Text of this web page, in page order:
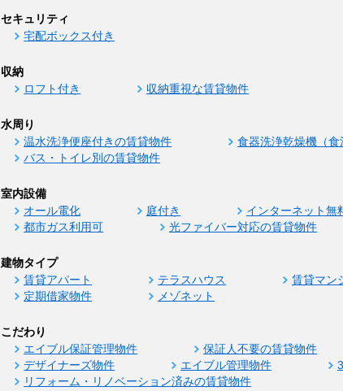
セキュリティ
宅配ボックス付き
収納
ロフト付き 収納重視な賃貸物件
水周り
温水洗浄便座付きの賃貸物件 食器洗浄乾燥機（
バス・トイレ別の賃貸物件
室内設備
オール電化 庭付き インターネット無
都市ガス利用可
光ファイバー対応の賃貸物件
建物タイプ
賃貸アパート テラスハウス 賃貸マン
定期借家物件
メゾネット
こだわり
エイブル保証管理物件 保証人不要の賃貸物件
デザイナーズ物件
エイブル管理物件
リフォーム・リノベーション済みの賃貸物件